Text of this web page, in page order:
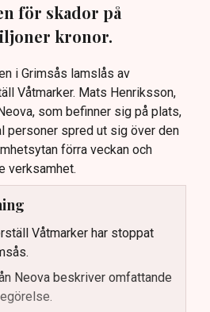
för skador på
kronor.
i Grimsås lamslås av
Våtmarker. Mats Henriksson,
som befinner sig på plats,
personer spred ut sig över den
förra veckan och
verksamhet.
Våtmarker har stoppat
Neova beskriver omfattande